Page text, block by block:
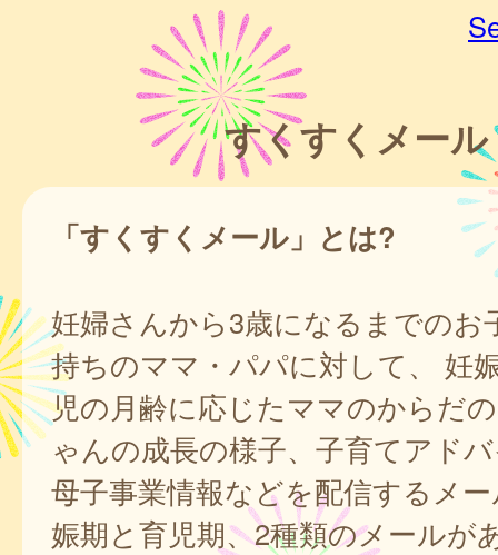
すくすくメール
「すくすくメール」とは?
妊婦さんから3歳になるまでのお
持ちのママ・パパに対して、 妊
児の月齢に応じたママのからだ
ゃんの成長の様子、子育てアド
母子事業情報などを配信するメ
娠期と育児期、2種類のメールが